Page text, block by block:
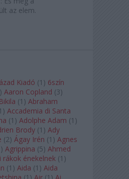
az elem.
Kiadó (1 ) 6szín
) Aaron Copland (3)
(1 ) Abraham
1 ) Accademia di Santa
(1 ) Adolphe Adam (1 )
Brody (1 ) Ady
(2) Ágay Irén (1 ) Agnes
) Agrippina (5) Ahmed
rákok énekelnek (1 )
(1 ) Aida (1 ) Aida